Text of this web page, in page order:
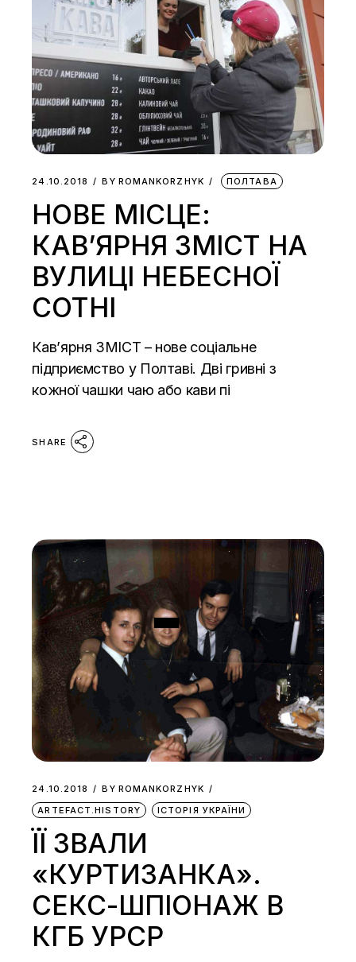
24.10.2018 BY ROMANKORZHYK ПОЛТАВА
НОВЕ МІСЦЕ:
КАВ’ЯРНЯ ЗМІСТ НА
ВУЛИЦІ НЕБЕСНОЇ
СОТНІ
Кав’ярня ЗМІСТ – нове соціальне
підприємство у Полтаві. Дві гривні з
кожної чашки чаю або кави пі
SHARE
24.10.2018 BY ROMANKORZHYK
ARTEFACT.HISTORY
ІСТОРІЯ УКРАЇНИ
ЇЇ ЗВАЛИ
«КУРТИЗАНКА».
СЕКС-ШПІОНАЖ В
КГБ УРСР